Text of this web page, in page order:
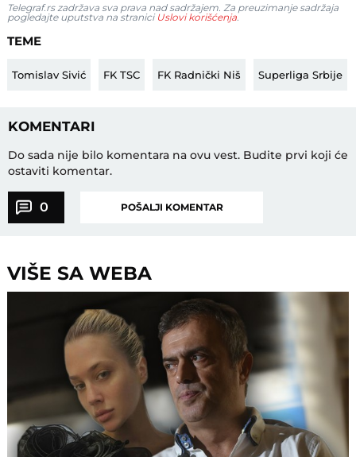
Telegraf.rs zadržava sva prava nad sadržajem. Za preuzimanje sadržaja
pogledajte uputstva na stranici Uslovi korišćenja.
TEME
Tomislav Sivić FK TSC FK Radnički Niš Superliga Srbije
KOMENTARI
Do sada nije bilo komentara na ovu vest. Budite prvi koji će
ostaviti komentar.
0 POŠALJI KOMENTAR
VIŠE SA WEBA